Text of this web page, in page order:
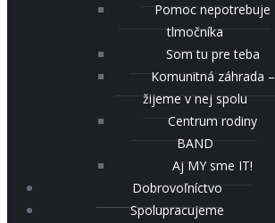
Pomoc nepotrebuje
tlmočníka
Som tu pre teba
Komunitná záhrada –
žijeme v nej spolu
Centrum rodiny
BAND
Aj MY sme IT!
Dobrovoľníctvo
Spolupracujeme